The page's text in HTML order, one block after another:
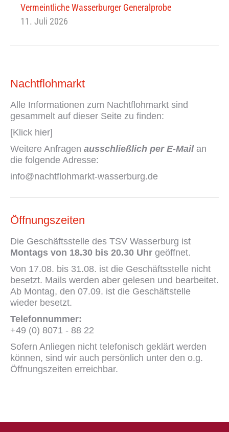
Vermeintliche Wasserburger Generalprobe
11. Juli 2026
Nachtflohmarkt
Alle Informationen zum Nachtflohmarkt sind
gesammelt auf dieser Seite zu finden:
[Klick hier]
Weitere Anfragen ausschließlich per E-Mailan
die folgende Adresse:
info@nachtflohmarkt-wasserburg.de
Öffnungszeiten
Die Geschäftsstelle des TSV Wasserburg ist
Montags von 18.30 bis 20.30 Uhr geöffnet.
Von 17.08. bis 31.08. ist die Geschäftsstelle nicht
besetzt. Mails werden aber gelesen und bearbeitet.
Ab Montag, den 07.09. ist die Geschäftstelle
wieder besetzt.
Telefonnummer:
+49 (0) 8071 - 88 22
Sofern Anliegen nicht telefonisch geklärt werden
können, sind wir auch persönlich unter den o.g.
Öffnungszeiten erreichbar.